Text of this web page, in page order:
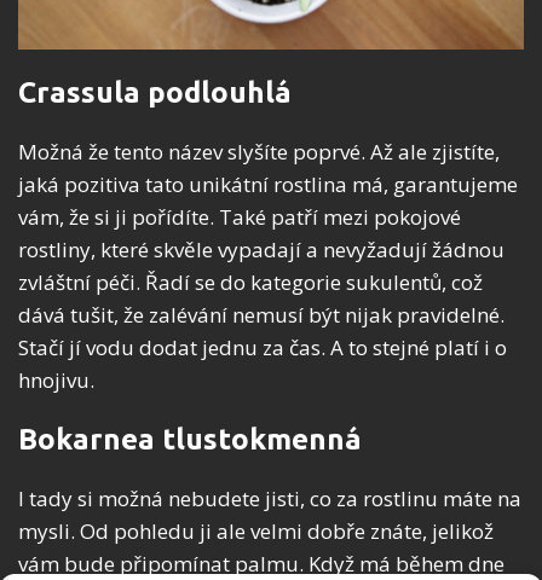
Crassula podlouhlá
Možná že tento název slyšíte poprvé. Až ale zjistíte,
jaká pozitiva tato unikátní rostlina má, garantujeme
vám, že si ji pořídíte. Také patří mezi pokojové
rostliny, které skvěle vypadají a nevyžadují žádnou
zvláštní péči. Řadí se do kategorie sukulentů, což
dává tušit, že zalévání nemusí být nijak pravidelné.
Stačí jí vodu dodat jednu za čas. A to stejné platí i o
hnojivu.
Bokarnea tlustokmenná
I tady si možná nebudete jisti, co za rostlinu máte na
mysli. Od pohledu ji ale velmi dobře znáte, jelikož
vám bude připomínat palmu. Když má během dne